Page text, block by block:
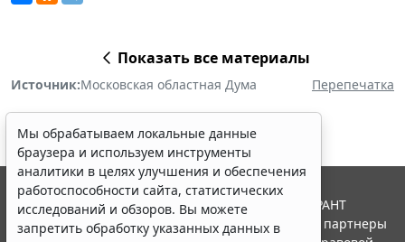
Показать все материалы
Источник:Московская областная Дума Перепечатка
Мы обрабатываем локальные данные
браузера и используем инструменты
аналитики в целях улучшения и обеспечения
работоспособности сайта, статистических
исследований и обзоров. Вы можете
запретить обработку указанных данных в
© ООО "НПП "ГАРАНТ-СЕРВИС", 2026. Система ГАРАНТ
выпускается с 1990 года. Компания "Гарант" и ее партнеры